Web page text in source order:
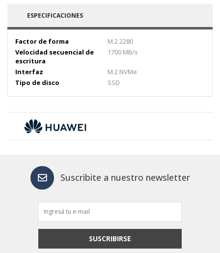
ESPECIFICACIONES
Factor de forma
M.2 2280
Velocidad secuencial de
escritura
1700 MB/s
Interfaz
M.2 NVMe
Tipo de disco
SSD
Suscribite a nuestro newsletter
SUSCRIBIRSE